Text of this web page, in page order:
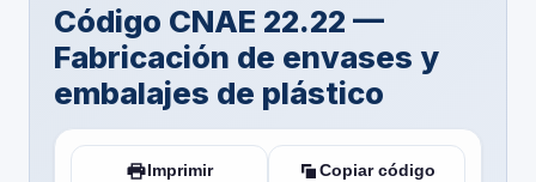
Código CNAE 22.22 —
Fabricación de envases y
embalajes de plástico
Imprimir Copiar código